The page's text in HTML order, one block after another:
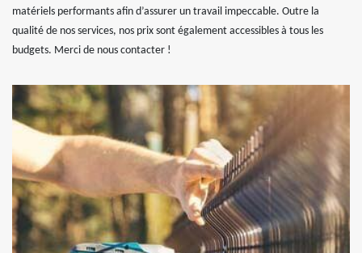
matériels performants afin d’assurer un travail impeccable. Outre la
qualité de nos services, nos prix sont également accessibles à tous les
budgets. Merci de nous contacter !